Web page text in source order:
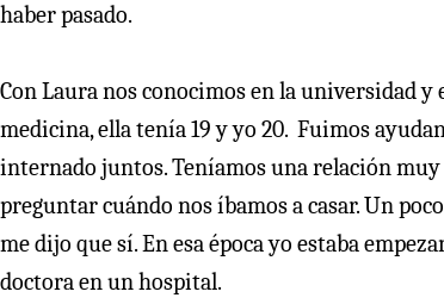
haber pasado.
Con Laura nos conocimos en la universidad
medicina, ella tenía 19 y yo 20. Fuimos
internado juntos. Teníamos una relación
preguntar cuándo nos íbamos a casar. Un
me dijo que sí. En esa época yo estaba
doctora en un hospital.